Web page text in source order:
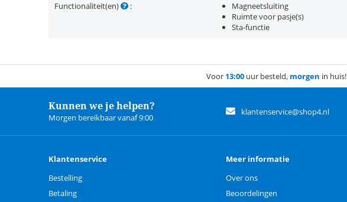
Functionaliteit(en) :
Magneetsluiting
Ruimte voor pasje(s)
Sta-functie
Voor 13:00 uur besteld, morgen in huis!
Kunnen we je helpen?
Morgen bereikbaar vanaf 9:00
klantenservice@shop4.nl
Klantenservice
Bestelling
Betaling
Meer informatie
Over ons
Beoordelingen